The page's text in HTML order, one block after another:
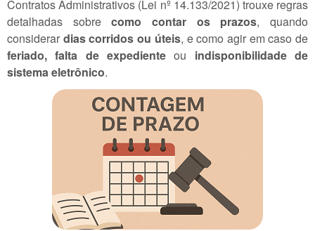
Contratos Administrativos (Lei nº 14.133/2021) trouxe regras
detalhadas sobrecomo contar os prazos, quando
considerar dias corridos ou úteis, e como agir em caso de
feriado, falta de expediente ou indisponibilidade de
sistema eletrônico.